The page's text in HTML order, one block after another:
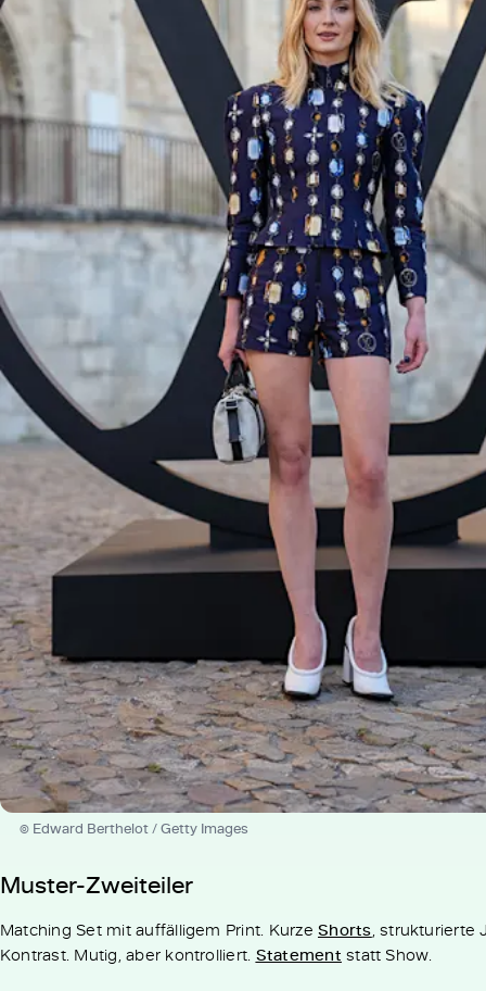
© Edward Berthelot / Getty Images
Muster-Zweiteiler
Matching Set mit auffälligem Print. KurzeShorts, strukturierte
Kontrast. Mutig, aber kontrolliert. Statement statt Show.